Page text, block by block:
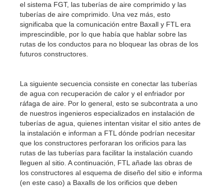
el sistema FGT, las tuberías de aire comprimido y las
tuberías de aire comprimido. Una vez más, esto
significaba que la comunicación entre Baxall y FTL era
imprescindible, por lo que había que hablar sobre las
rutas de los conductos para no bloquear las obras de los
futuros constructores.
La siguiente secuencia consiste en conectar las tuberías
de agua con recuperación de calor y el enfriador por
ráfaga de aire. Por lo general, esto se subcontrata a uno
de nuestros ingenieros especializados en instalación de
tuberías de agua, quienes intentan visitar el sitio antes de
la instalación e informan a FTL dónde podrían necesitar
que los constructores perforaran los orificios para las
rutas de las tuberías para facilitar la instalación cuando
lleguen al sitio. A continuación, FTL añade las obras de
los constructores al esquema de diseño del sitio e informa
(en este caso) a Baxalls de los orificios que deben